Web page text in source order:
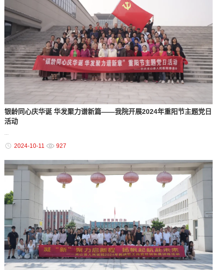
银龄同心庆华诞 华发聚力谱新篇——我院开展2024年重阳节主题党日
活动
...
2024-10-11 927